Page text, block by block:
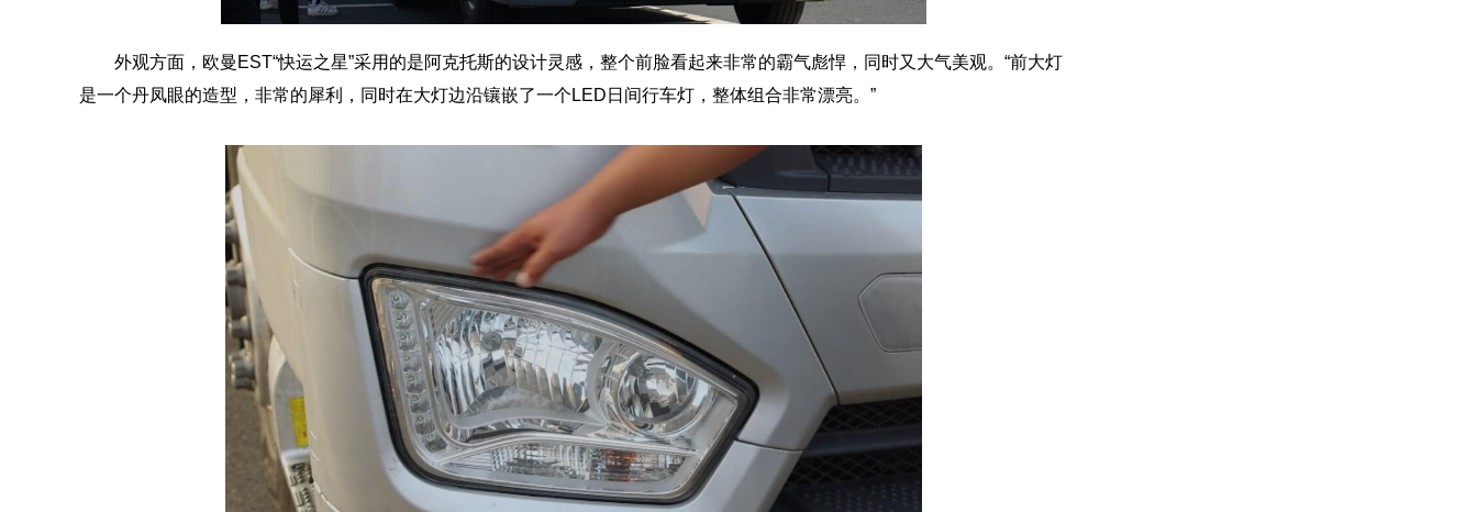
外观方面，欧曼EST“快运之星”采用的是阿克托斯的设计灵感，整个前脸看起来非常的霸气彪悍，同时又大气美观。“前大灯
是一个丹凤眼的造型，非常的犀利，同时在大灯边沿镶嵌了一个LED日间行车灯，整体组合非常漂亮。”